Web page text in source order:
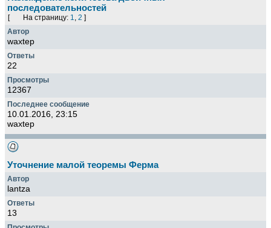
последовательностей
[ На страницу: 1, 2 ]
waxtep
22
12367
10.01.2016, 23:15
waxtep
Уточнение малой теоремы Ферма
lantza
13